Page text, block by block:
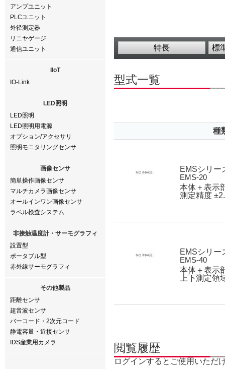
アンプユニット
PLCユニット
外径測定器
リニヤゲージ
通信ユニット
IIoT
IO-Link
LED照明
LED照明
LED照明用電源
オプション/アクセサリ
照明モニタリングセンサ
画像センサ
簡単操作画像センサ
マルチカメラ画像センサ
オールインワン画像センサ
ラベル検査システム
非接触温度計・サーモグラフィ
設置型
ポータブル型
赤外線サーモグラフィ
その他製品
距離センサ
超音波センサ
バーコード・2次元コード
静電容量・近接センサ
IDS産業用カメラ
特長 標
型式一覧
種
EMSシリー
EMS-20
本体＋表示
測定精度
EMSシリー
EMS-40
本体＋表示
上下測定領
閲覧履歴
ログインするとご使用いただ